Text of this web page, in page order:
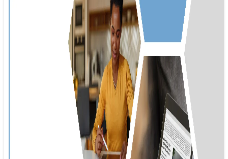
Xu hướng báo chí 2025: Sự hồi sinh của
tin tức địa phương